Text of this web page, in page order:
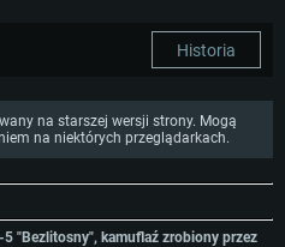
Historia
na starszej wersji strony. Mogą
na niektórych przeglądarkach.
"Bezlitosny", kamuflaź zrobiony przez